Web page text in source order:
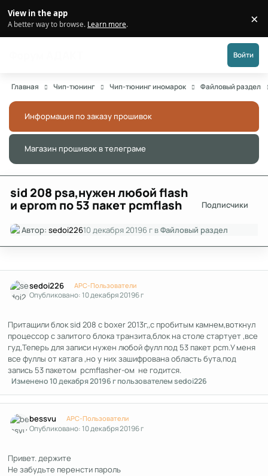
View in the app
A better way to browse. Learn more. ×
Войти
Главная Чип-тюнинг Чип-тюнинг иномарок Файловый раздел
Информация по заказу прошивок
Магазин прошивок в телеграме
sid 208 psa,нужен любой flash
и eprom по 53 пакет pcmflash Подписчики
Автор:sedoi22610 декабря 20196 г вФайловый раздел
sedoi226 APC-Пользователи
Опубликовано:10 декабря 20196 г
Притащили блок sid 208 c boxer 2013г,,с пробитым камнем,воткнул
процессор с залитого блока транзита,блок на столе стартует ,все
гуд,Теперь для записи нужен любой фулл под 53 пакет pcm.У меня
все фуллы от катага ,но у них зашифрована область бута,под
запись 53 пакетом pcmflasher-ом не годится.
Изменено10 декабря 20196 гпользователем sedoi226
bessvu APC-Пользователи
Опубликовано:10 декабря 20196 г
Привет. держите
Не забудьте перенсти пароль